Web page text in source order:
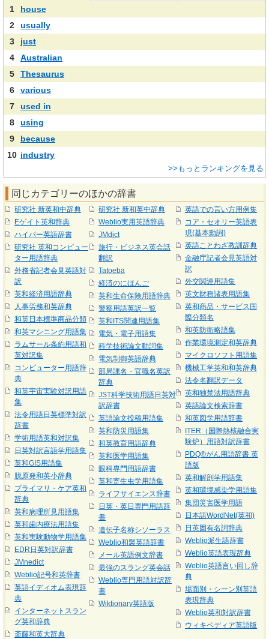
1
house
2
usually
3
just
4
Australian
5
Thesaurus
6
various
7
used in
8
using
9
because
10 industry
>>もっとランキングを見る
同じカテゴリーのほかの辞書
研究社 新英和中辞典
Eゲイト英和辞典
ハイパー英語辞書
研究社 英和コンピュー
ター用語辞典
外務省記者会見英語対
訳
英和経済用語辞典
人事労務和英辞典
和英日本標準商品分類
和英マシニング用語集
ラムサール条約用語和
英対訳集
コンピューター用語辞
典
和英宇宙実験対訳用語
集
法令用語日英標準対訳
辞書
学術用語英和対訳集
日英対訳言語学用語集
英和GIS用語集
脱原発和英小辞典
プライマリ・ケア英和
辞典
英和病理所見用語集
英和歯内療法用語集
英和実験動物学用語集
EDR日英対訳辞書
JMnedict
Weblio記号和英辞書
英語イディオム表現辞
典
インターネットスラン
グ英和辞典
斎藤和英大辞典
研究社 新和英中辞典
Weblio実用英語辞典
JMdict
旅行・ビジネス英会話
翻訳
Tatoeba
経済のにほんご
英和生命保険用語辞典
警察用語英訳一覧
英和ITS関連用語集
電気・電子用語集
科学技術論文動詞集
電気制御英語辞典
部局課名・官職名英訳
辞典
JST科学技術用語日英対
訳辞書
英語論文投稿用語集
英和防災用語集
和英教育用語辞典
英和医学用語集
眼科専門用語辞書
英和寄生虫学用語集
ライフサイエンス辞書
日英・英日専門用語辞
書
遺伝子名称シソーラス
Weblio和製英語辞書
メール英語例文辞書
最強のスラング英会話
Weblio専門用語対訳辞
書
Wiktionary英語版
英語での言い方用例集
コア・セオリー英語表
現(基本動詞)
英語ことわざ教訓辞典
金融庁記者会見英語対
訳
外交関連用語集
英文財務諸表用語集
英和商品・サービス国
際分類名
和英防衛略語集
作業環境測定和英辞典
マイクロソフト用語集
機械工学英和和英辞典
法令名翻訳データ
英和独禁法用語辞典
英語論文検索辞書
和英図学用語辞書
ITER（国際熱核融合実
験炉）用語対訳辞書
PDQ®がん用語辞書 英
語版
英和解剖学用語集
英和環境感染学用語集
集団災害医学用語
日本語WordNet(英和)
日英固有名詞辞典
Weblio派生語辞書
Weblio英語表現辞典
Weblio英語言い回し辞
典
場面別・シーン別英語
表現辞典
Weblio英和対訳辞書
ウィキペディア英語版